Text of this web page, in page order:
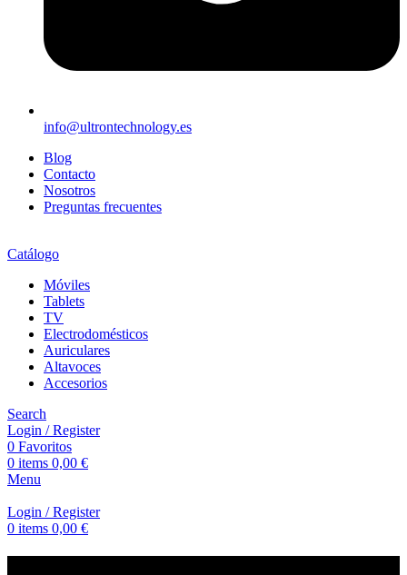
info@ultrontechnology.es
Blog
Contacto
Nosotros
Preguntas frecuentes
Catálogo
Móviles
Tablets
TV
Electrodomésticos
Auriculares
Altavoces
Accesorios
Search
Login / Register
0 Favoritos
0 items 0,00 €
Menu
Login / Register
0 items 0,00 €